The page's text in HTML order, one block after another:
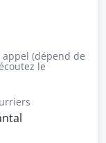
(dépend de
le